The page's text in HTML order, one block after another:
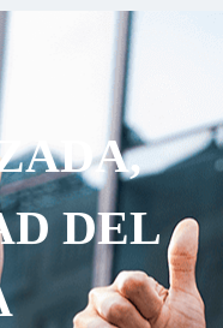
DEL